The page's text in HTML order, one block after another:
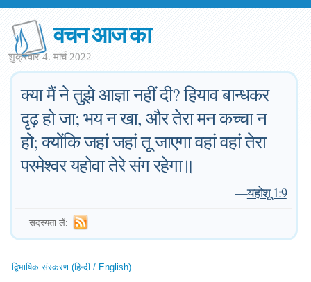
वचन आज का
शुक्रवार 4. मार्च 2022
क्या मैं ने तुझे आज्ञा नहीं दी? हियाव बान्धकर
दृढ़ हो जा; भय न खा, और तेरा मन कच्चा न
हो; क्योंकि जहां जहां तू जाएगा वहां वहां तेरा
परमेश्वर यहोवा तेरे संग रहेगा॥
—यहोशू 1:9
सदस्यता लें:
द्विभाषिक संस्करण (हिन्दी / English)